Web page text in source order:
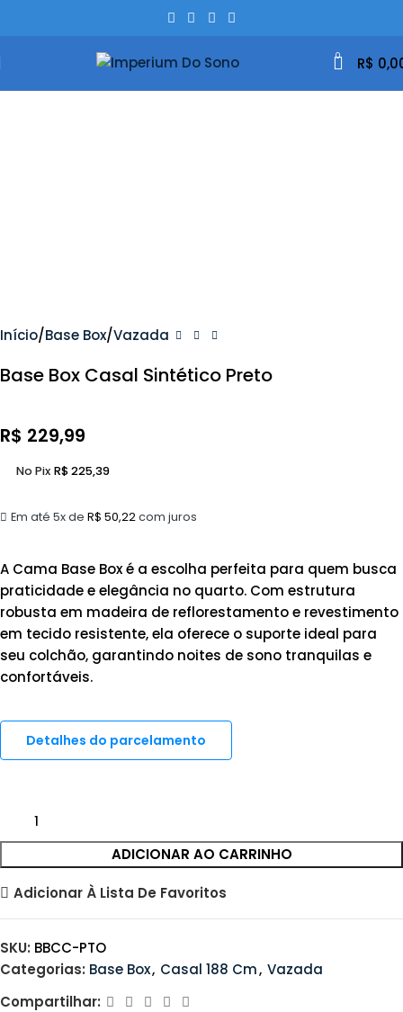
0 R$
Início Base Box Vazada
Base Box Casal Sintético Preto
R$ 229,99
Em até 5x de R$ 50,22com juros
No Pix R$225,39
A Cama Base Box é a escolha perfeita para quem busca
praticidade e elegância no quarto. Com estrutura
robusta em madeira de reflorestamento e revestimento
em tecido resistente, ela oferece o suporte ideal para
seu colchão, garantindo noites de sono tranquilas e
confortáveis.
Detalhes do parcelamento
ADICIONAR AO CARRINHO
Adicionar À Lista De Favoritos
SKU: BBCC-PTO
Categorias: Base Box, Casal 188 Cm, Vazada
Compartilhar: